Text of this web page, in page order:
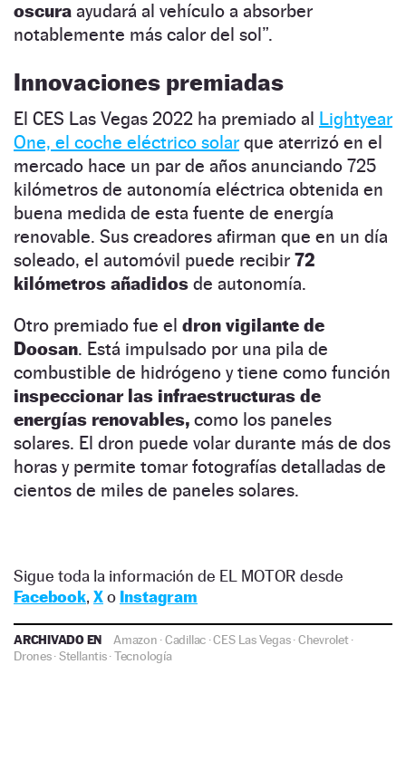
oscura ayudará al vehículo a absorber
notablemente más calor del sol”.
Innovaciones premiadas
El CES Las Vegas 2022 ha premiado al Lightyear
One, el coche eléctrico solar que aterrizó en el
mercado hace un par de años anunciando 725
kilómetros de autonomía eléctrica obtenida en
buena medida de esta fuente de energía
renovable. Sus creadores afirman que en un día
soleado, el automóvil puede recibir 72
kilómetros añadidos de autonomía.
Otro premiado fue el dron vigilante de
Doosan. Está impulsado por una pila de
combustible de hidrógeno y tiene como función
inspeccionar las infraestructuras de
energías renovables, como los paneles
solares. El dron puede volar durante más de dos
horas y permite tomar fotografías detalladas de
cientos de miles de paneles solares.
Sigue toda la información de EL MOTOR desde
Facebook, Xo Instagram
ARCHIVADO EN Amazon ·Cadillac ·CES Las Vegas·Chevrolet·
Drones·Stellantis·Tecnología